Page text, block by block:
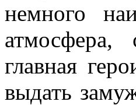
немного
главная
выдать